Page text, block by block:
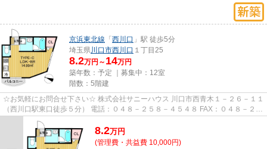
京浜東北線 「 西川口 」駅 徒歩5分
埼玉県川口市西川口 １丁目25
8.2万円～ 14万円
築年数：予定 ｜募集中： 12室
階数：5階建
☆お気軽にお問合せ下さい☆ 株式会社サニーハウス 川口市西青木１－２６－１１
（西川口駅東口徒歩５分） 電話：０４８－２５８－４５４８ FAX：０４８－２５
８－４５２８ MAIL：sales@s...
8.2万円
(管理費・共益費 10,000円)